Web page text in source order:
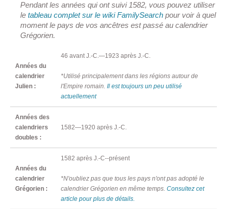
Pendant les années qui ont suivi 1582, vous pouvez utiliser
le tableau complet sur le wiki FamilySearch pour voir à quel
moment le pays de vos ancêtres est passé au calendrier
Grégorien.
Années du
calendrier
Julien :
46 avant J.-C.—1923 après J.-C.
*Utilisé principalement dans les régions autour de
l'Empire romain. Il est toujours un peu utilisé
actuellement
Années des
calendriers
doubles :
1582—1920 après J.-C.
Années du
calendrier
Grégorien :
1582 après J.-C--présent
*N'oubliez pas que tous les pays n'ont pas adopté le
calendrier Grégorien en même temps. Consultez cet
article pour plus de détails.